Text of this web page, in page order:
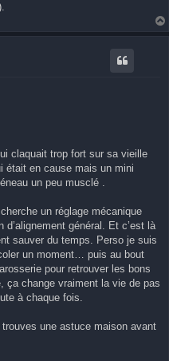
claquait trop fort sur sa vieille
était en cause mais un mini
un peu musclé .
un réglage mécanique
général. Et c’est là
sauver du temps. Perso je suis
un moment… puis au bout
pour retrouver les bons
ça change vraiment la vie de pas
à chaque fois.
une astuce maison avant